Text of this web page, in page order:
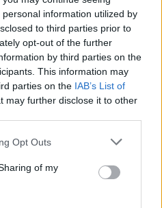
information utilized by
to third parties prior to
opt-out of the further
by third parties on the
This information may
parties on the IAB’s List of
may further disclose it to other
uses one or more Google
behaviour. You may click to
and its third-party tags to
purposes in below Google
Opt Outs
of my
, illetve olyanok is
verzióiból legelőször e
Ilyen a méltán
illusztris figurájaként
munkája, amit aWonder
a mixben a budapesti
szereplője,
hangulatát oldja a
Savages y Suefo